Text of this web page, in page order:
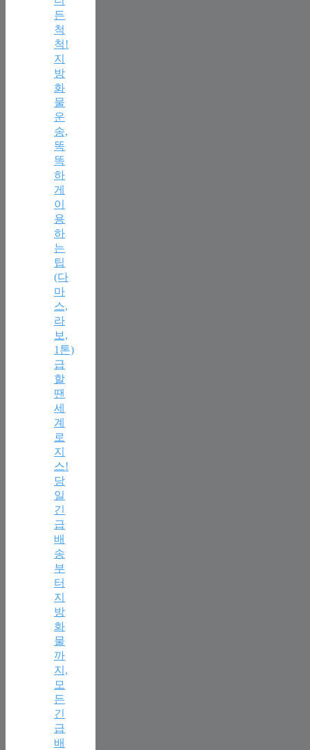
든
척
척!
지
방
화
물
운
송,
똑
똑
하
게
이
용
하
는
팁
(다
마
스,
라
보,
1톤)
급
할
땐
세
계
로
지
스!
당
일
긴
급
배
송
부
터
지
방
화
물
까
지,
모
든
긴
급
배